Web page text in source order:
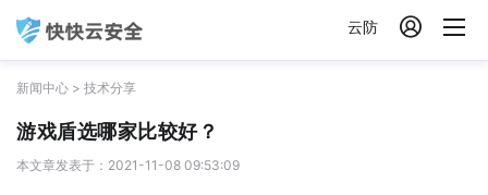
云防 
新闻中心 > 技术分享
游戏盾选哪家比较好？
本文章发表于：2021-11-08 09:53:09